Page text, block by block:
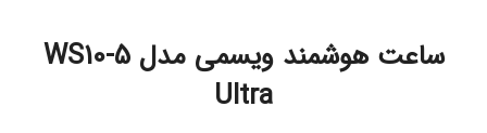
ساعت هوشمند ویسمی مدل WS10-5
Ultra